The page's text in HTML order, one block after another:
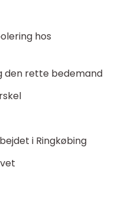
hos
den rette bedemand
i Ringkøbing